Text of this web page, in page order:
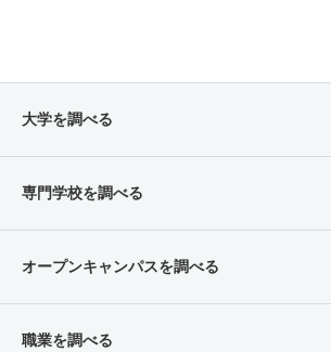
大学を調べる
専門学校を調べる
オープンキャンパスを調べる
職業を調べる